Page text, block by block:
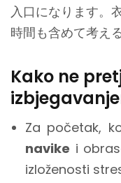
入口になります。
時間も含めて考え
Kako ne
Za početak,
navike i
izloženosti